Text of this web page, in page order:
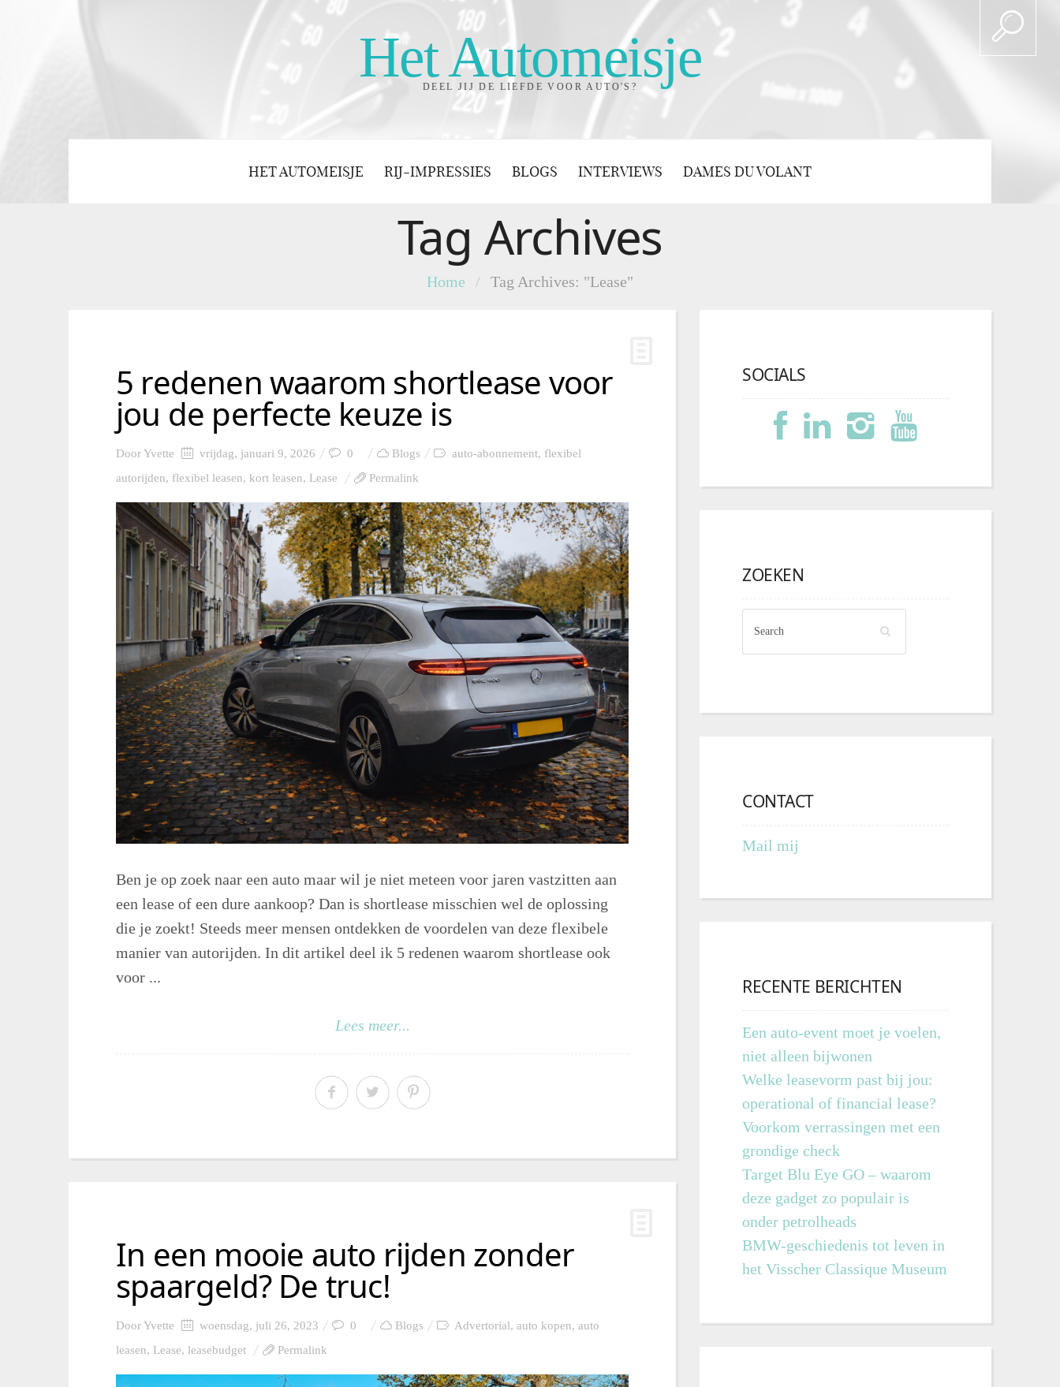
Het Automeisje
DEEL JIJ DE LIEFDE VOOR AUTO'S?
HET AUTOMEISJE RIJ-IMPRESSIES BLOGS INTERVIEWS DAMES DU VOLANT
Tag Archives
Home / Tag Archives: "Lease"
5 redenen waarom shortlease voor
jou de perfecte keuze is
DoorYvette vrijdag, januari 9, 2026 0 Blogs auto-abonnement, flexibel
autorijden, flexibel leasen, kort leasen, Lease Permalink
Ben je op zoek naar een auto maar wil je niet meteen voor jaren vastzitten aan
een lease of een dure aankoop? Dan is shortlease misschien wel de oplossing
die je zoekt! Steeds meer mensen ontdekken de voordelen van deze flexibele
manier van autorijden. In dit artikel deel ik 5 redenen waarom shortlease ook
voor ...
Lees meer...
In een mooie auto rijden zonder
spaargeld? De truc!
DoorYvette woensdag, juli 26, 2023 0 Blogs Advertorial, auto kopen, auto
leasen, Lease, leasebudget Permalink
SOCIALS
ZOEKEN
CONTACT
Mail mij
RECENTE BERICHTEN
Een auto-event moet je voelen,
niet alleen bijwonen
Welke leasevorm past bij jou:
operational of financial lease?
Voorkom verrassingen met een
grondige check
Target Blu Eye GO – waarom
deze gadget zo populair is
onder petrolheads
BMW-geschiedenis tot leven in
het Visscher Classique Museum